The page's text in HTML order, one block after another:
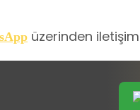
üzerinden